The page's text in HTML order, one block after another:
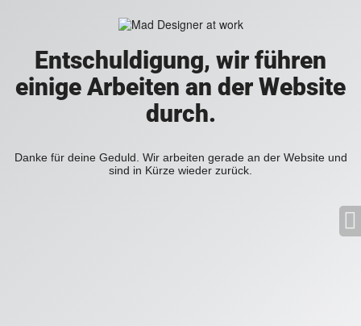
Entschuldigung, wir führen
einige Arbeiten an der Website
durch.
Danke für deine Geduld. Wir arbeiten gerade an der Website und
sind in Kürze wieder zurück.